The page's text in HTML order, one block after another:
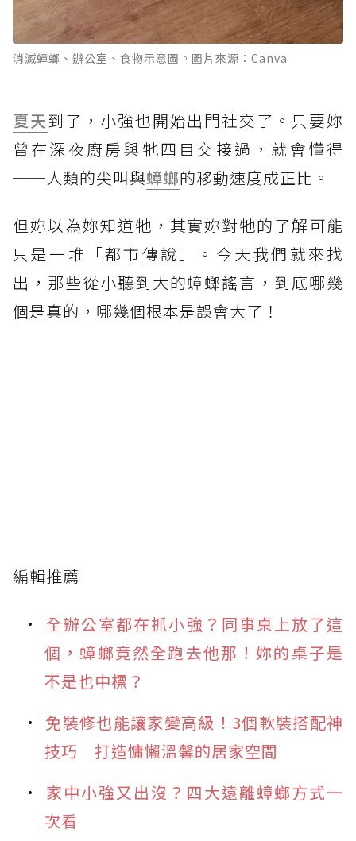
消滅蟑螂、辦公室、食物示意圖。圖片來源：Canva
夏天到了，小強也開始出門社交了。只要妳
曾在深夜廚房與牠四目交接過，就會懂得
──人類的尖叫與蟑螂的移動速度成正比。
但妳以為妳知道牠，其實妳對牠的了解可能
只是一堆「都市傳說」。今天我們就來找
出，那些從小聽到大的蟑螂謠言，到底哪幾
個是真的，哪幾個根本是誤會大了！
編輯推薦
全辦公室都在抓小強？同事桌上放了這
個，蟑螂竟然全跑去他那！妳的桌子是
不是也中標？
免裝修也能讓家變高級！3個軟裝搭配神
技巧 打造慵懶溫馨的居家空間
家中小強又出沒？四大遠離蟑螂方式一
次看